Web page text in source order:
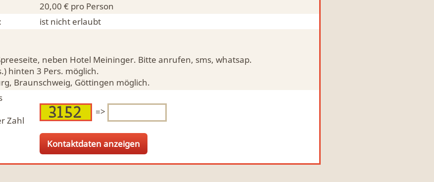
20,00 € pro Person
ist nicht erlaubt
neben Hotel Meininger. Bitte anrufen, sms, whatsap.
hinten 3 Pers. möglich.
Braunschweig, Göttingen möglich.
Zahl
=>